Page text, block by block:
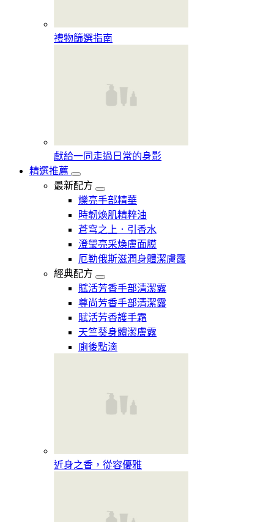
禮物篩選指南
獻給一同走過日常的身影
精選推薦
最新配方
爍亮手部精華
時韌煥肌精粹油
蒼穹之上．引香水
澄瑩亮采煥膚面膜
厄勒俄斯滋潤身體潔膚露
經典配方
賦活芳香手部清潔露
尊尚芳香手部清潔露
賦活芳香護手霜
天竺葵身體潔膚露
廁後點滴
近身之香，從容優雅